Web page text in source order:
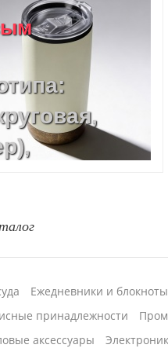
Ежедневники и блокноты
принадлежности
аксессуары